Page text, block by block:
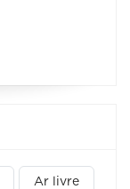
Ar livre